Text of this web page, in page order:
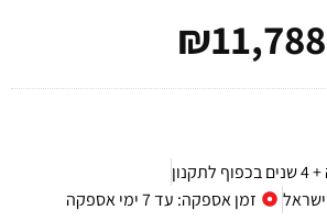
₪11,788
זמן אספקה: עד 7 ימי אספקה